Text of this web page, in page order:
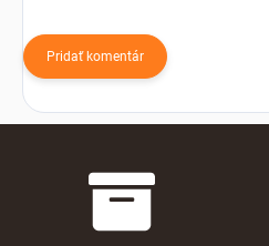
Pridať komentár